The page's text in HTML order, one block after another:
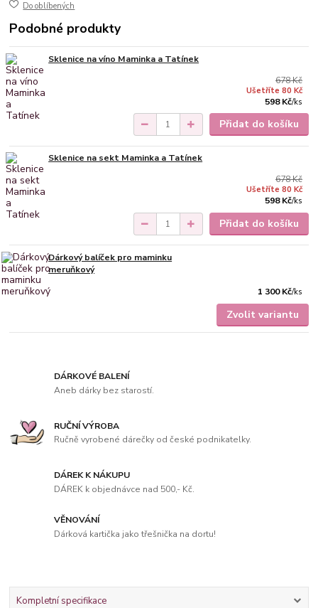
Do oblíbených
Podobné produkty
Sklenice na víno Maminka a Tatínek
678 Kč
Ušetříte 80 Kč
598 Kč/ks
Přidat do košíku
Sklenice na sekt Maminka a Tatínek
678 Kč
Ušetříte 80 Kč
598 Kč/ks
Přidat do košíku
Dárkový balíček pro maminku
meruňkový
1 300 Kč/ks
Zvolit variantu
DÁRKOVÉ BALENÍ
Aneb dárky bez starostí.
RUČNÍ VÝROBA
Ručně vyrobené dárečky od české podnikatelky.
DÁREK K NÁKUPU
DÁREK k objednávce nad 500,- Kč.
VĚNOVÁNÍ
Dárková kartička jako třešnička na dortu!
Kompletní specifikace